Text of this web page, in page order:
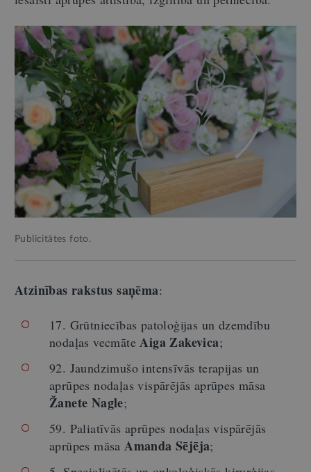
Publicitātes foto.
Atzinības rakstus saņēma:
17. Grūtniecības patoloģijas un dzemdību
nodaļas vecmāteAiga Zakevica;
92. Jaundzimušo intensīvās terapijas un
aprūpes nodaļas vispārējās aprūpes māsa
Žanete Nagle;
59. Paliatīvās aprūpes nodaļas vispārējās
aprūpes māsa Amanda Sējēja;